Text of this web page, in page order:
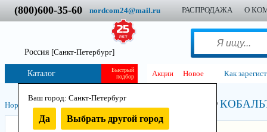
(800)600-35-60 nordcom24@mail.ru РАСПРОДАЖА О
Россия [Санкт-Петербург]
Ваш город: Санкт-Петербург
Да Выбрать другой город
Быстрый
подбор
Каталог Акции Новое Как
Нордком Инструмент Ручной / Прочий /
КОБАЛЬТ